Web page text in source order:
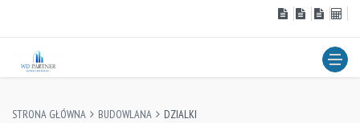
STRONA GŁÓWNA BUDOWLANA DZIALKI